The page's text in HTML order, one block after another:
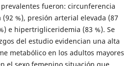
fueron: circunferencia
%), presión arterial elevada (87
e hipertrigliceridemia (83 %). Se
del estudio evidencian una alta
metabólico en los adultos mayores